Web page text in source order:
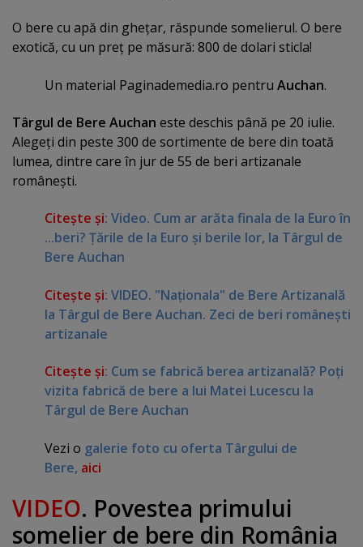
O bere cu apă din gheţar, răspunde somelierul. O bere
exotică, cu un preţ pe măsură: 800 de dolari sticla!
Un material Paginademedia.ro pentru Auchan.
Târgul de Bere Auchan este deschis până pe 20 iulie.
Alegeţi din peste 300 de sortimente de bere din toată
lumea, dintre care în jur de 55 de beri artizanale
româneşti.
Citeşte şi: Video. Cum ar arăta finala de la Euro în
...beri? Ţările de la Euro şi berile lor, la Târgul de
Bere Auchan
Citeşte şi: VIDEO. "Naţionala" de Bere Artizanală
la Târgul de Bere Auchan. Zeci de beri româneşti
artizanale
Citeşte şi: Cum se fabrică berea artizanală? Poţi
vizita fabrică de bere a lui Matei Lucescu la
Târgul de Bere Auchan
Vezi o galerie foto cu oferta Târgului de
Bere, aici
VIDEO. Povestea primului
somelier de bere din România